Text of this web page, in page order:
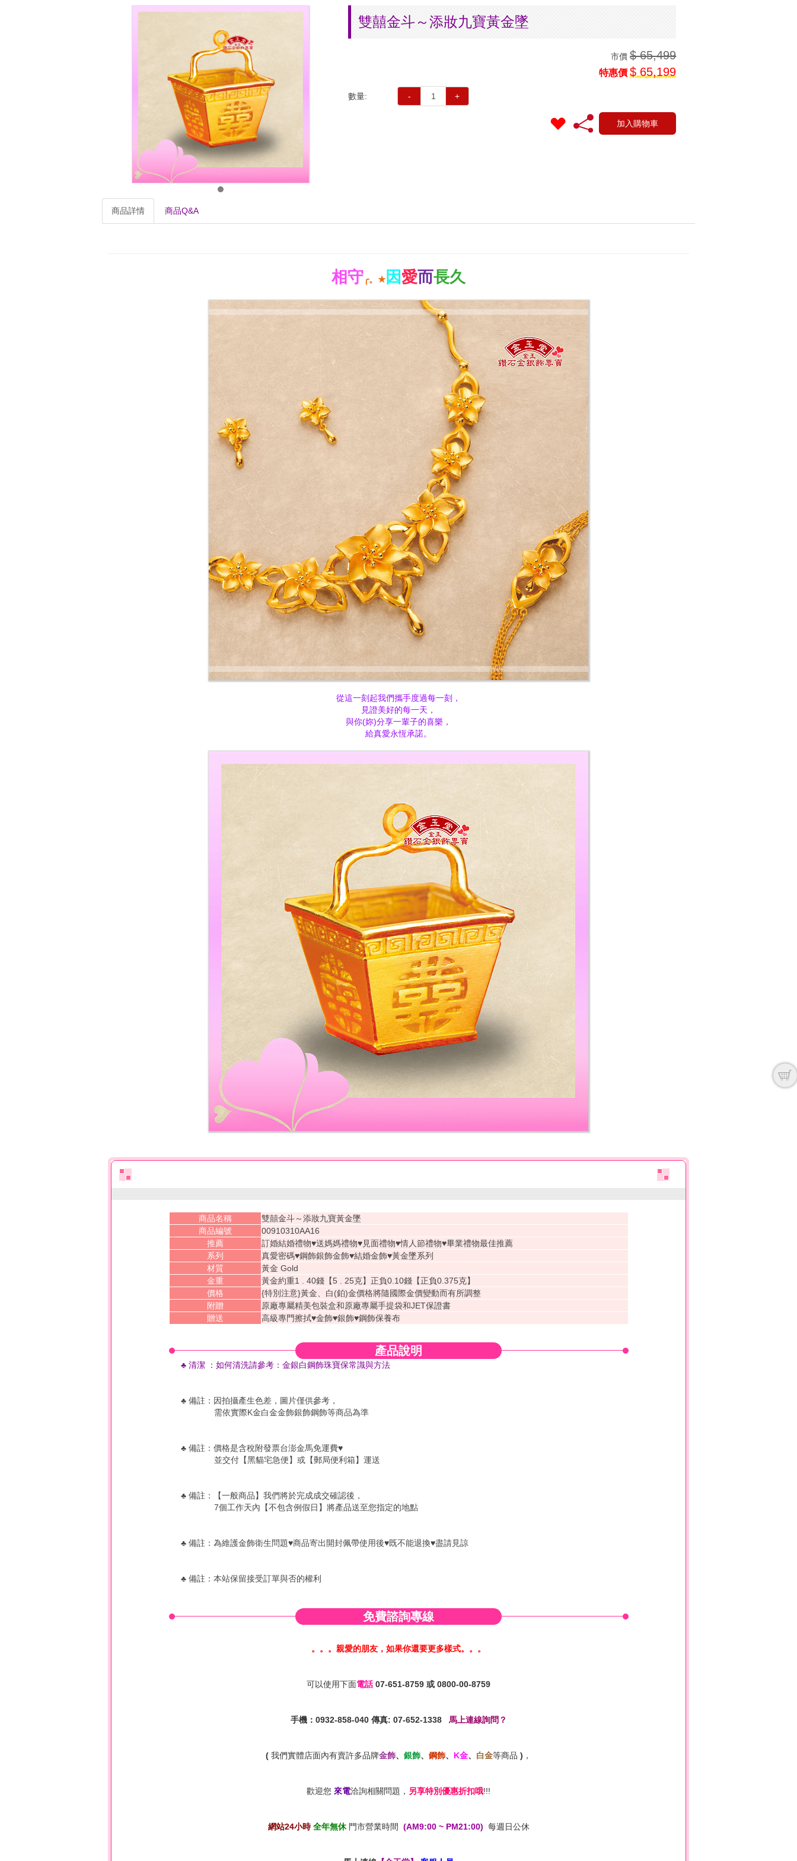
雙囍金斗～添妝九寶黃金墜
市價 $ 65,499
特惠價 $ 65,199
數量: - +
加入購物車
商品詳情 商品Q&A
相守 ╭。 ★因愛而長久
從這一刻起我們攜手度過每一刻，
見證美好的每一天，
與你(妳)分享一輩子的喜樂，
給真愛永恆承諾。
商品名稱
雙囍金斗～添妝九寶黃金墜
商品編號
00910310AA16
推薦
訂婚結婚禮物♥送媽媽禮物♥見面禮物♥情人節禮物♥畢業禮物最佳推薦
系列
真愛密碼♥鋼飾銀飾金飾♥結婚金飾♥黃金墜系列
材質
黃金 Gold
金重
黃金約重1 . 40錢【5 . 25克】正負0.10錢【正負0.375克】
價格
{特別注意}黃金、白(鉑)金價格將隨國際金價變動而有所調整
附贈
原廠專屬精美包裝盒和原廠專屬手提袋和JET保證書
贈送
高級專門擦拭♥金飾♥銀飾♥鋼飾保養布
產品說明
♣ 清潔：如何清洗請參考：金銀白鋼飾珠寶保常識與方法
♣ 備註：因拍攝產生色差，圖片僅供參考，
需依實際K金白金金飾銀飾鋼飾等商品為準
♣ 備註：價格是含稅附發票台澎金馬免運費♥
並交付【黑貓宅急便】或【郵局便利箱】運送
♣ 備註：【一般商品】我們將於完成成交確認後，
7個工作天內【不包含例假日】將產品送至您指定的地點
♣ 備註：為維護金飾衛生問題♥商品寄出開封佩帶使用後♥既不能退換♥盡請見諒
♣ 備註：本站保留接受訂單與否的權利
免費諮詢專線
。。。親愛的朋友，如果你還要更多樣式。。。
可以使用下面電話 07-651-8759 或 0800-00-8759
手機：0932-858-040 傳真: 07-652-1338 馬上連線詢問？
( 我們實體店面內有賣許多品牌金飾、 銀飾、 鋼飾、 K金、 白金等商品 ) ，
歡迎您 來電洽詢相關問題， 另享特別優惠折扣哦!!!
網站24小時全年無休門市營業時間 (AM9:00 ~ PM21:00) 每週日公休